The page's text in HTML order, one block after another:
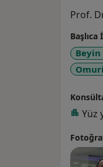
Prof.
Başlıca
Yüz